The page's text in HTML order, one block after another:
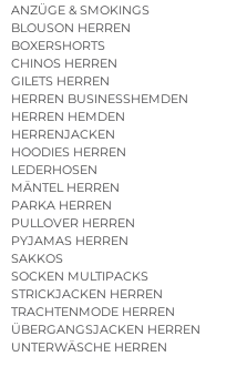
ANZÜGE & SMOKINGS
BLOUSON HERREN
BOXERSHORTS
CHINOS HERREN
GILETS HERREN
HERREN BUSINESSHEMDEN
HERREN HEMDEN
HERRENJACKEN
HOODIES HERREN
LEDERHOSEN
MÄNTEL HERREN
PARKA HERREN
PULLOVER HERREN
PYJAMAS HERREN
SAKKOS
SOCKEN MULTIPACKS
STRICKJACKEN HERREN
TRACHTENMODE HERREN
ÜBERGANGSJACKEN HERREN
UNTERWÄSCHE HERREN